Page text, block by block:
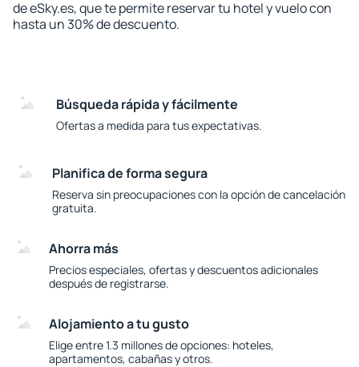
de eSky.es, que te permite reservar tu hotel y vuelo con
hasta un 30% de descuento.
Búsqueda rápida y fácilmente
Ofertas a medida para tus expectativas.
Planifica de forma segura
Reserva sin preocupaciones con la opción de cancelación
gratuita.
Ahorra más
Precios especiales, ofertas y descuentos adicionales
después de registrarse.
Alojamiento a tu gusto
Elige entre 1.3 millones de opciones: hoteles,
apartamentos, cabañas y otros.